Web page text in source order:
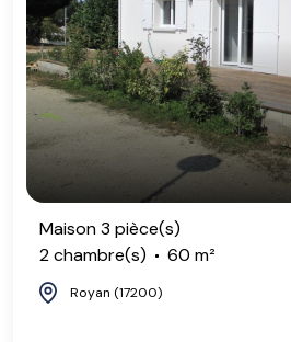
Maison 3 pièce(s)
2 chambre(s)
60 m²
Royan (17200)